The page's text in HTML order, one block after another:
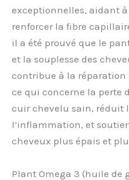
exceptionnelles, aidant
renforcer la fibre
il a été prouvé que le
et la souplesse des
contribue à la réparation
ce qui concerne la perte
cuir chevelu sain, réduit
l’inflammation, et
cheveux plus épais et
Plant Omega 3 (huile de